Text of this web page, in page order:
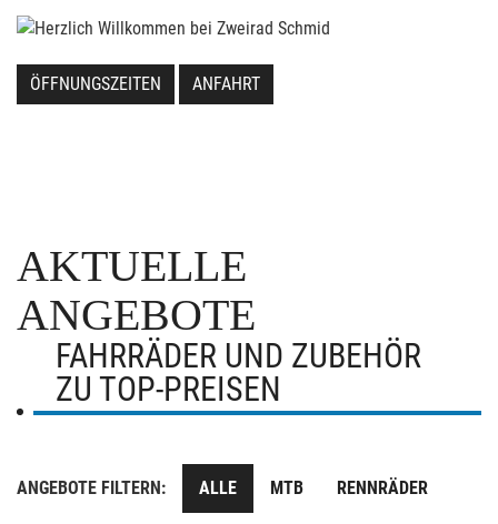
ÖFFNUNGSZEITEN ANFAHRT
AKTUELLE
ANGEBOTE
FAHRRÄDER UND ZUBEHÖR
ZU TOP-PREISEN
ANGEBOTE FILTERN: ALLE MTB RENNRÄDER